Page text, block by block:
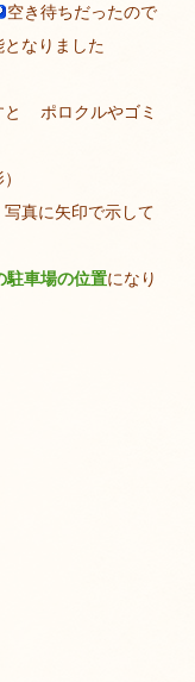
空き待ちだったので
なりました
ポロクルやゴミ
真に矢印で示して
駐車場の位置になり